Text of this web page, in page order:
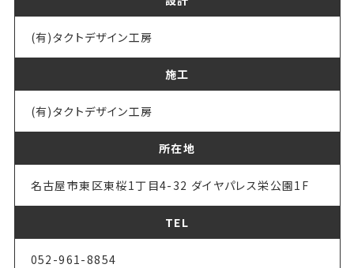
(有)タクトデザイン工房
施工
(有)タクトデザイン工房
所在地
名古屋市東区東桜1丁目4-32 ダイヤパレス栄公園1F
TEL
052-961-8854